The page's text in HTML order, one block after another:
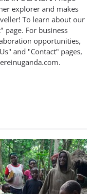
explorer and makes
To learn about our
page. For business
opportunities,
and "Contact" pages,
.